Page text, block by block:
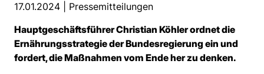
17.01.2024 | Pressemitteilungen
Hauptgeschäftsführer Christian Köhler ordnet die
Ernährungsstrategie der Bundesregierung ein und
fordert, die Maßnahmen vom Ende her zu denken.